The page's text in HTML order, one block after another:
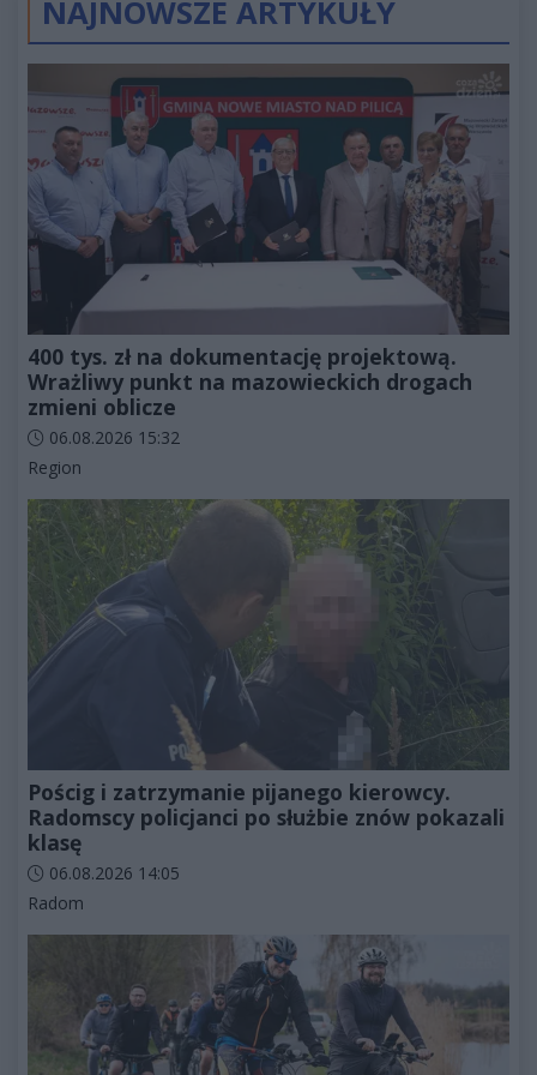
NAJNOWSZE ARTYKUŁY
400 tys. zł na dokumentację projektową.
Wrażliwy punkt na mazowieckich drogach
zmieni oblicze
Data dodania artykułu:
06.08.2026 15:32
Kategorie artykułu:
Region
Pościg i zatrzymanie pijanego kierowcy.
Radomscy policjanci po służbie znów pokazali
klasę
Data dodania artykułu:
06.08.2026 14:05
Kategorie artykułu:
Radom